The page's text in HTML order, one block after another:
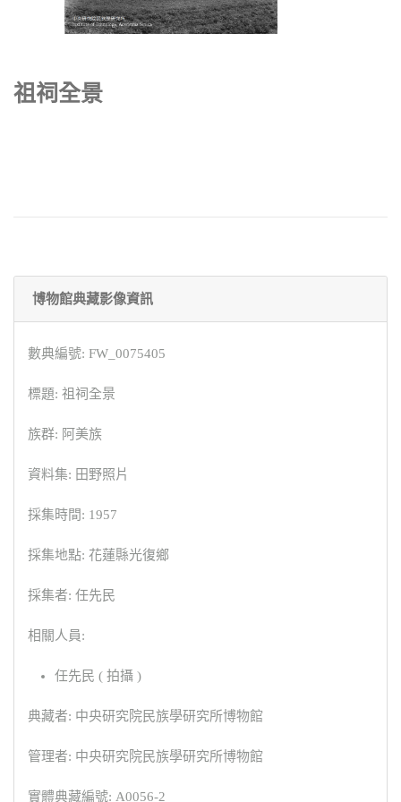
祖祠全景
博物館典藏影像資訊
數典編號: FW_0075405
標題: 祖祠全景
族群: 阿美族
資料集: 田野照片
採集時間: 1957
採集地點: 花蓮縣光復鄉
採集者: 任先民
相關人員:
任先民 ( 拍攝 )
典藏者: 中央研究院民族學研究所博物館
管理者: 中央研究院民族學研究所博物館
實體典藏編號: A0056-2